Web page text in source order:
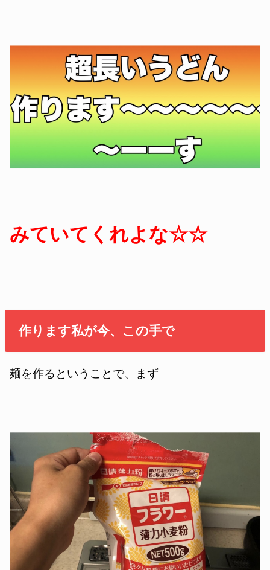
みていてくれよな☆☆
作ります私が今、この手で
麺を作るということで、まず